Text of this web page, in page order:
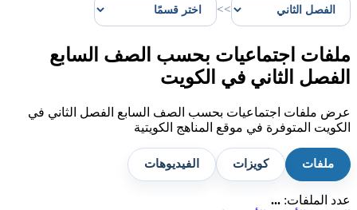
>>
ملفات اجتماعيات بحسب الصف السابع
الفصل الثاني في الكويت
عرض ملفات اجتماعيات بحسب الصف السابع الفصل الثاني في
الكويت المتوفرة في موقع المناهج الكويتية
ملفات كويزات الفيديوهات
عدد الملفات: ...